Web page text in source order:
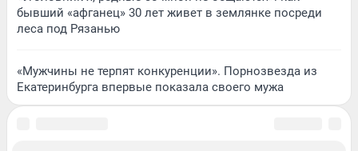
бывший «афганец» 30 лет живет в землянке посреди
леса под Рязанью
«Мужчины не терпят конкуренции». Порнозвезда из
Екатеринбурга впервые показала своего мужа